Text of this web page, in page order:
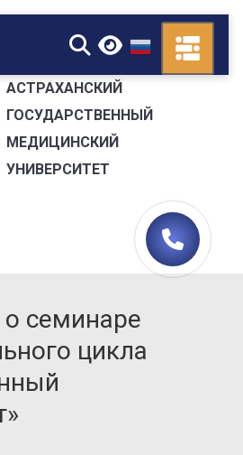
▼
АСТРАХАНСКИЙ
ГОСУДАРСТВЕННЫЙ
МЕДИЦИНСКИЙ
УНИВЕРСИТЕТ
семинаре
цикла